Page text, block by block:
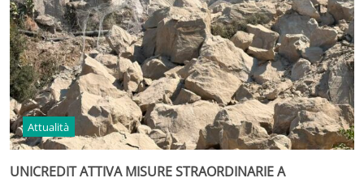
Attualità
UNICREDIT ATTIVA MISURE STRAORDINARIE A